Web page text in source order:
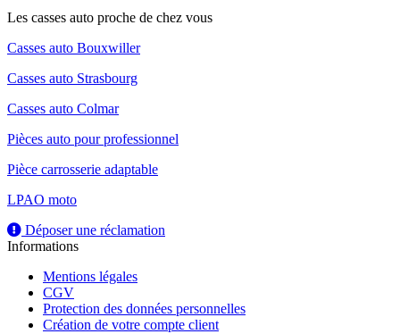
Les casses auto proche de chez vous
Casses auto Bouxwiller
Casses auto Strasbourg
Casses auto Colmar
Pièces auto pour professionnel
Pièce carrosserie adaptable
LPAO moto
Déposer une réclamation
Informations
Mentions légales
CGV
Protection des données personnelles
Création de votre compte client